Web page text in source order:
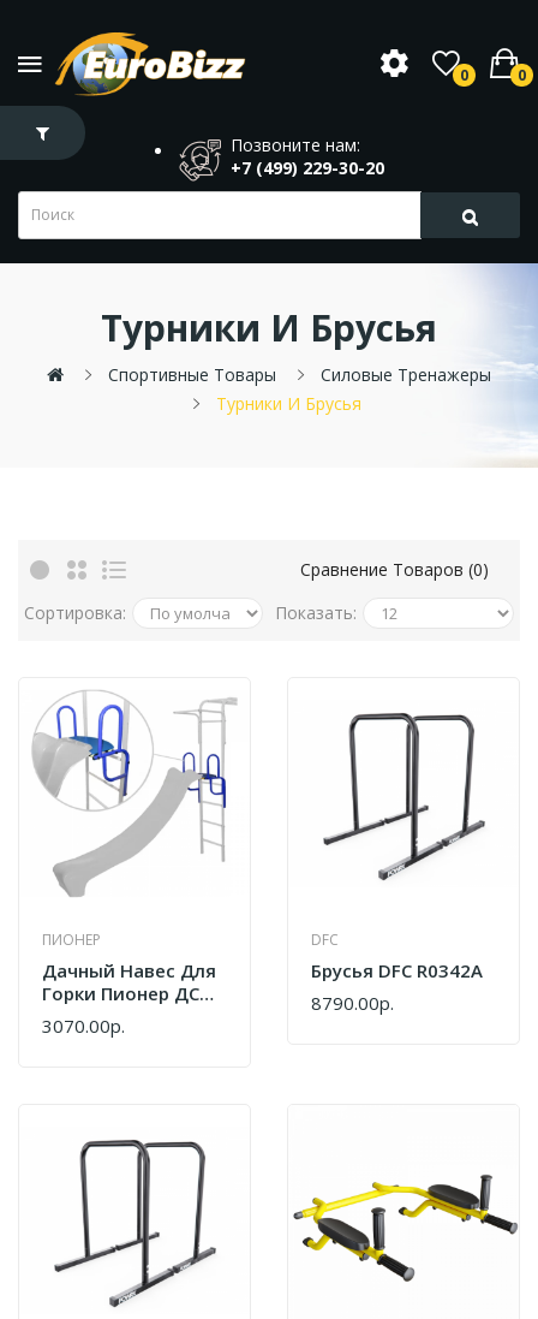
0 0
Позвоните нам:
+7 (499) 229-30-20
Турники И Брусья
Спортивные Товары
Силовые Тренажеры
Турники И Брусья
Сравнение Товаров (0)
Сортировка:
Показать:
ПИОНЕР
Дачный Навес Для
Горки Пионер ДСК
СГ000000388
3070.00р.
DFC
Брусья DFC R0342A
8790.00р.